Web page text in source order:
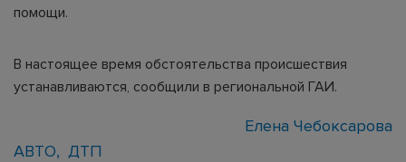
помощи.
В настоящее время обстоятельства происшествия
устанавливаются, сообщили в региональной ГАИ.
Елена Чебоксарова
АВТО
ДТП